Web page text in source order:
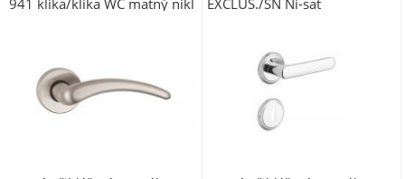
941 klika/klika WC matný nikl
EXCLUS./SN Ni-sat